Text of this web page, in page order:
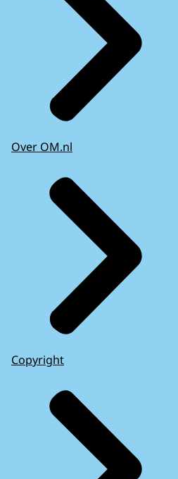
Over OM.nl
Copyright